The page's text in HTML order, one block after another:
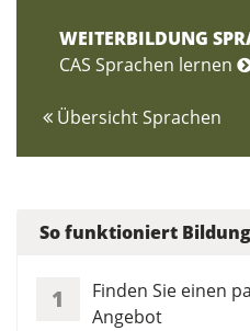
WEITERBILDUNG
CAS Sprachen lernen
Übersicht Sprachen
So funktioniert
1
Finden Sie einen
Angebot